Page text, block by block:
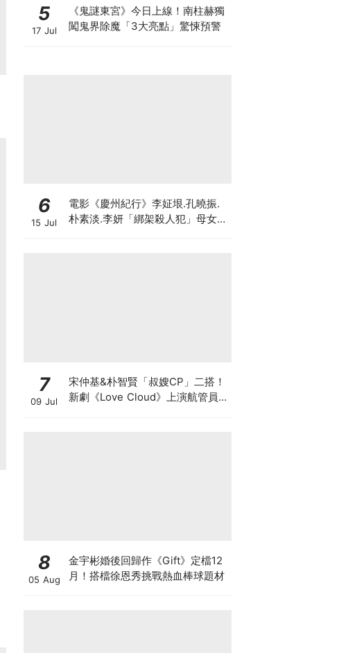
5
17 Jul
《鬼謎東宮》今日上線！南柱赫獨
闖鬼界除魔「3大亮點」驚悚預警
6
15 Jul
電影《慶州紀行》李姃垠.孔曉振.
朴素淡.李妍「綁架殺人犯」母女檔
7
09 Jul
宋仲基&朴智賢「叔嫂CP」二搭！
新劇《Love Cloud》上演航管員x
8
05 Aug
金宇彬婚後回歸作《Gift》定檔12
月！搭檔徐恩秀挑戰熱血棒球題材